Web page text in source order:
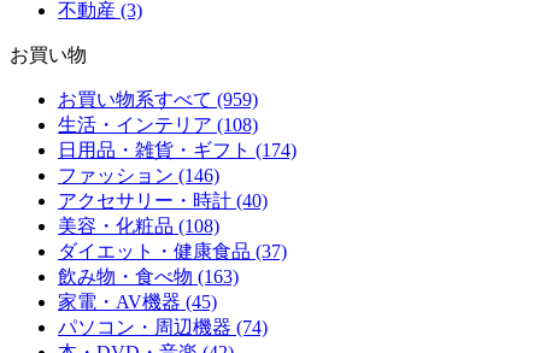
不動産 (3)
お買い物
お買い物系すべて (959)
生活・インテリア (108)
日用品・雑貨・ギフト (174)
ファッション (146)
アクセサリー・時計 (40)
美容・化粧品 (108)
ダイエット・健康食品 (37)
飲み物・食べ物 (163)
家電・AV機器 (45)
パソコン・周辺機器 (74)